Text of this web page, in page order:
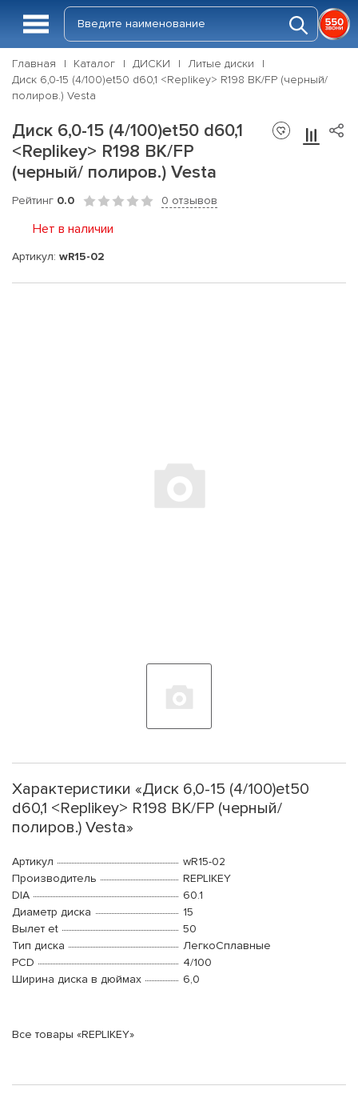
Главная Каталог ДИСКИ
Литые диски
Диск 6,0-15 (4/100)et50 d60,1 <Rеplikey> R198 BK/FP (черный/
полиров.) Vesta
Диск 6,0-15 (4/100)et50 d60,1
<Rеplikey> R198 BK/FP
(черный/ полиров.) Vesta
Рейтинг 0.0 0 отзывов
Нет в наличии
Артикул: wR15-02
Характеристики «Диск 6,0-15 (4/100)et50
d60,1 <Rеplikey> R198 BK/FP (черный/
полиров.) Vesta»
Артикул
wR15-02
Производитель
RЕPLIKEY
DIA
60.1
Диаметр диска
15
Вылет et
50
Тип диска
ЛегкоСплавные
PCD
4/100
Ширина диска в дюймах
6,0
Все товары «RЕPLIKEY»